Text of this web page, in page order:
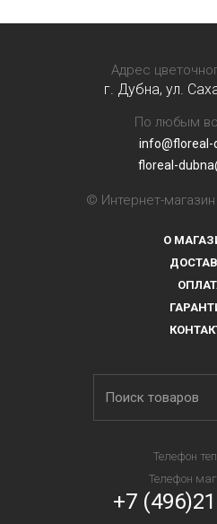
Адрес
г. Дубна, ул.
По любым
info@floreal-
floreal-
© Интернет-
О
Телефон
Телефон
+7